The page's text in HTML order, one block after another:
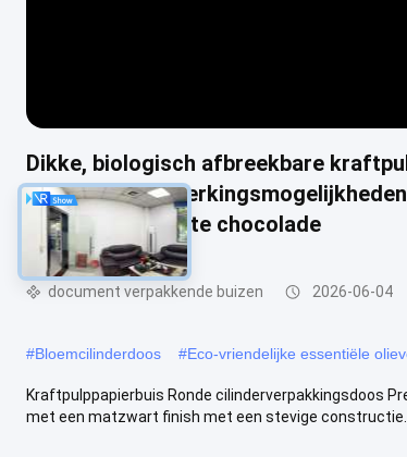
Dikke, biologisch afbreekbare
aanpasbare
Koffiebonen Zoete chocolade
document verpakkende buizen 2026-06-04
#Bloemcilinderdoos #Eco-vriendelijke essentiële
Kraftpulppapierbuis Ronde cilinderverpakkingsdoos
met een matzwart finish met een stevige